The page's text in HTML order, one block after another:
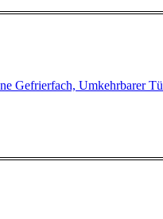
Gefrierfach, Umkehrbarer